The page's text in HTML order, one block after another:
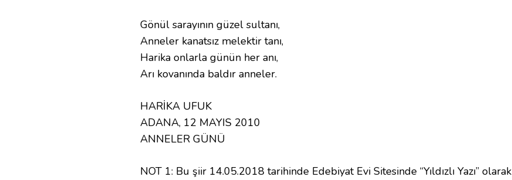
Gönül sarayının güzel sultanı,
Anneler kanatsız melektir tanı,
Harika onlarla günün her anı,
Arı kovanında baldır anneler.
HARİKA UFUK
ADANA, 12 MAYIS 2010
ANNELER GÜNÜ
NOT 1: Bu şiir 14.05.2018 tarihinde Edebiyat Evi Sitesinde “Yıldızlı Yazı” olarak